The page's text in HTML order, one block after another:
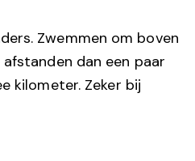
Zwemmen om boven
dan een paar
kilometer. Zeker bij